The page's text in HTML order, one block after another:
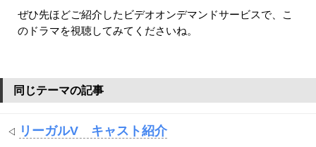
ぜひ先ほどご紹介したビデオオンデマンドサービスで、こ
のドラマを視聴してみてくださいね。
同じテーマの記事
◁ リーガルV キャスト紹介